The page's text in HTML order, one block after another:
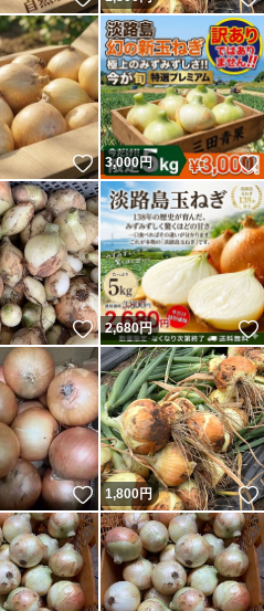
いいね！
3,000円
いいね！
2,680円
いいね！
1,800円